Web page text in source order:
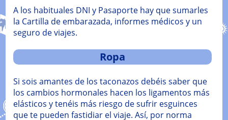
A los habituales DNI y Pasaporte hay que sumarles
la Cartilla de embarazada, informes médicos y un
seguro de viajes.
Ropa
Si sois amantes de los taconazos debéis saber que
los cambios hormonales hacen los ligamentos más
elásticos y tenéis más riesgo de sufrir esguinces
que te pueden fastidiar el viaje. Así, por norma